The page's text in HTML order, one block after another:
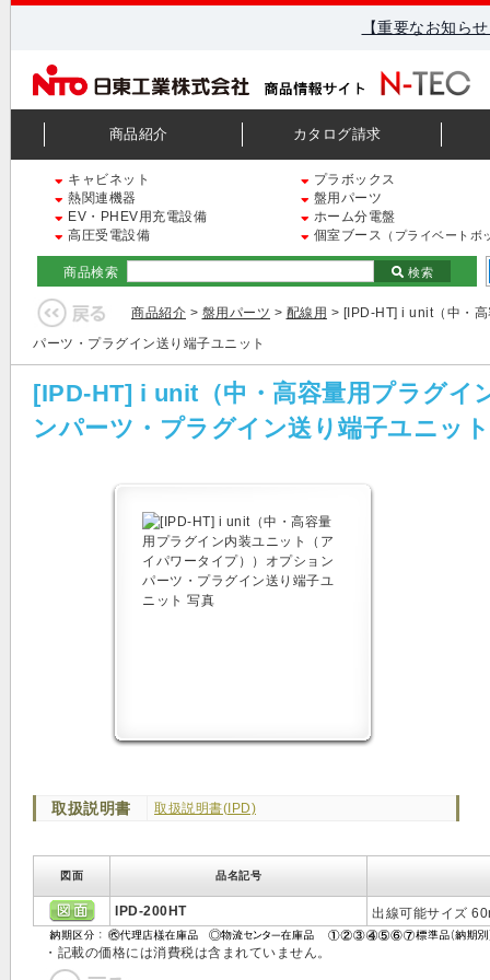
【重要なお知ら
商品紹介 カタログ請求
キャビネット
プラボックス
熱関連機器
盤用パーツ
EV・PHEV用充電設備
ホーム分電盤
高圧受電設備
個室ブース （プライベートボ
商品検索 検索
商品紹介 > 盤用パーツ > 配線用 > [IPD-HT] i unit（中・
パーツ・プラグイン送り端子ユニット
[IPD-HT] i unit（中・高容量用プラグイ
ンパーツ・プラグイン送り端子ユニット
取扱説明書 取扱説明書(IPD)
図面 品名記号
IPD-200HT 出線可能サイズ
・記載の価格には消費税は含まれていません。